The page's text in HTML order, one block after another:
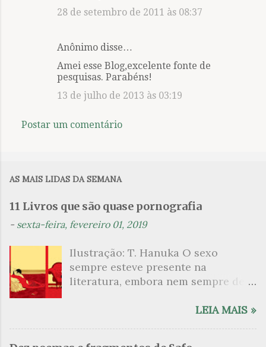
28 de setembro de 2011 às 08:37
Anônimo disse…
Amei esse Blog,excelente fonte de
pesquisas. Parabéns!
13 de julho de 2013 às 03:19
Postar um comentário
AS MAIS LIDAS DA SEMANA
11 Livros que são quase pornografia
- sexta-feira, fevereiro 01, 2019
Ilustração: T. Hanuka O sexo
sempre esteve presente na
literatura, embora nem sempre de
que mergulharam em sua própria
LEIA MAIS »